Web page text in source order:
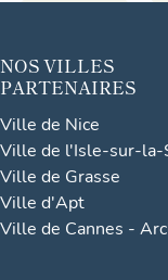
NOS VILLES
PARTENAIRES
Ville de Nice
Ville de l'Isle-sur-la-
Ville de Grasse
Ville d'Apt
Ville de Cannes -